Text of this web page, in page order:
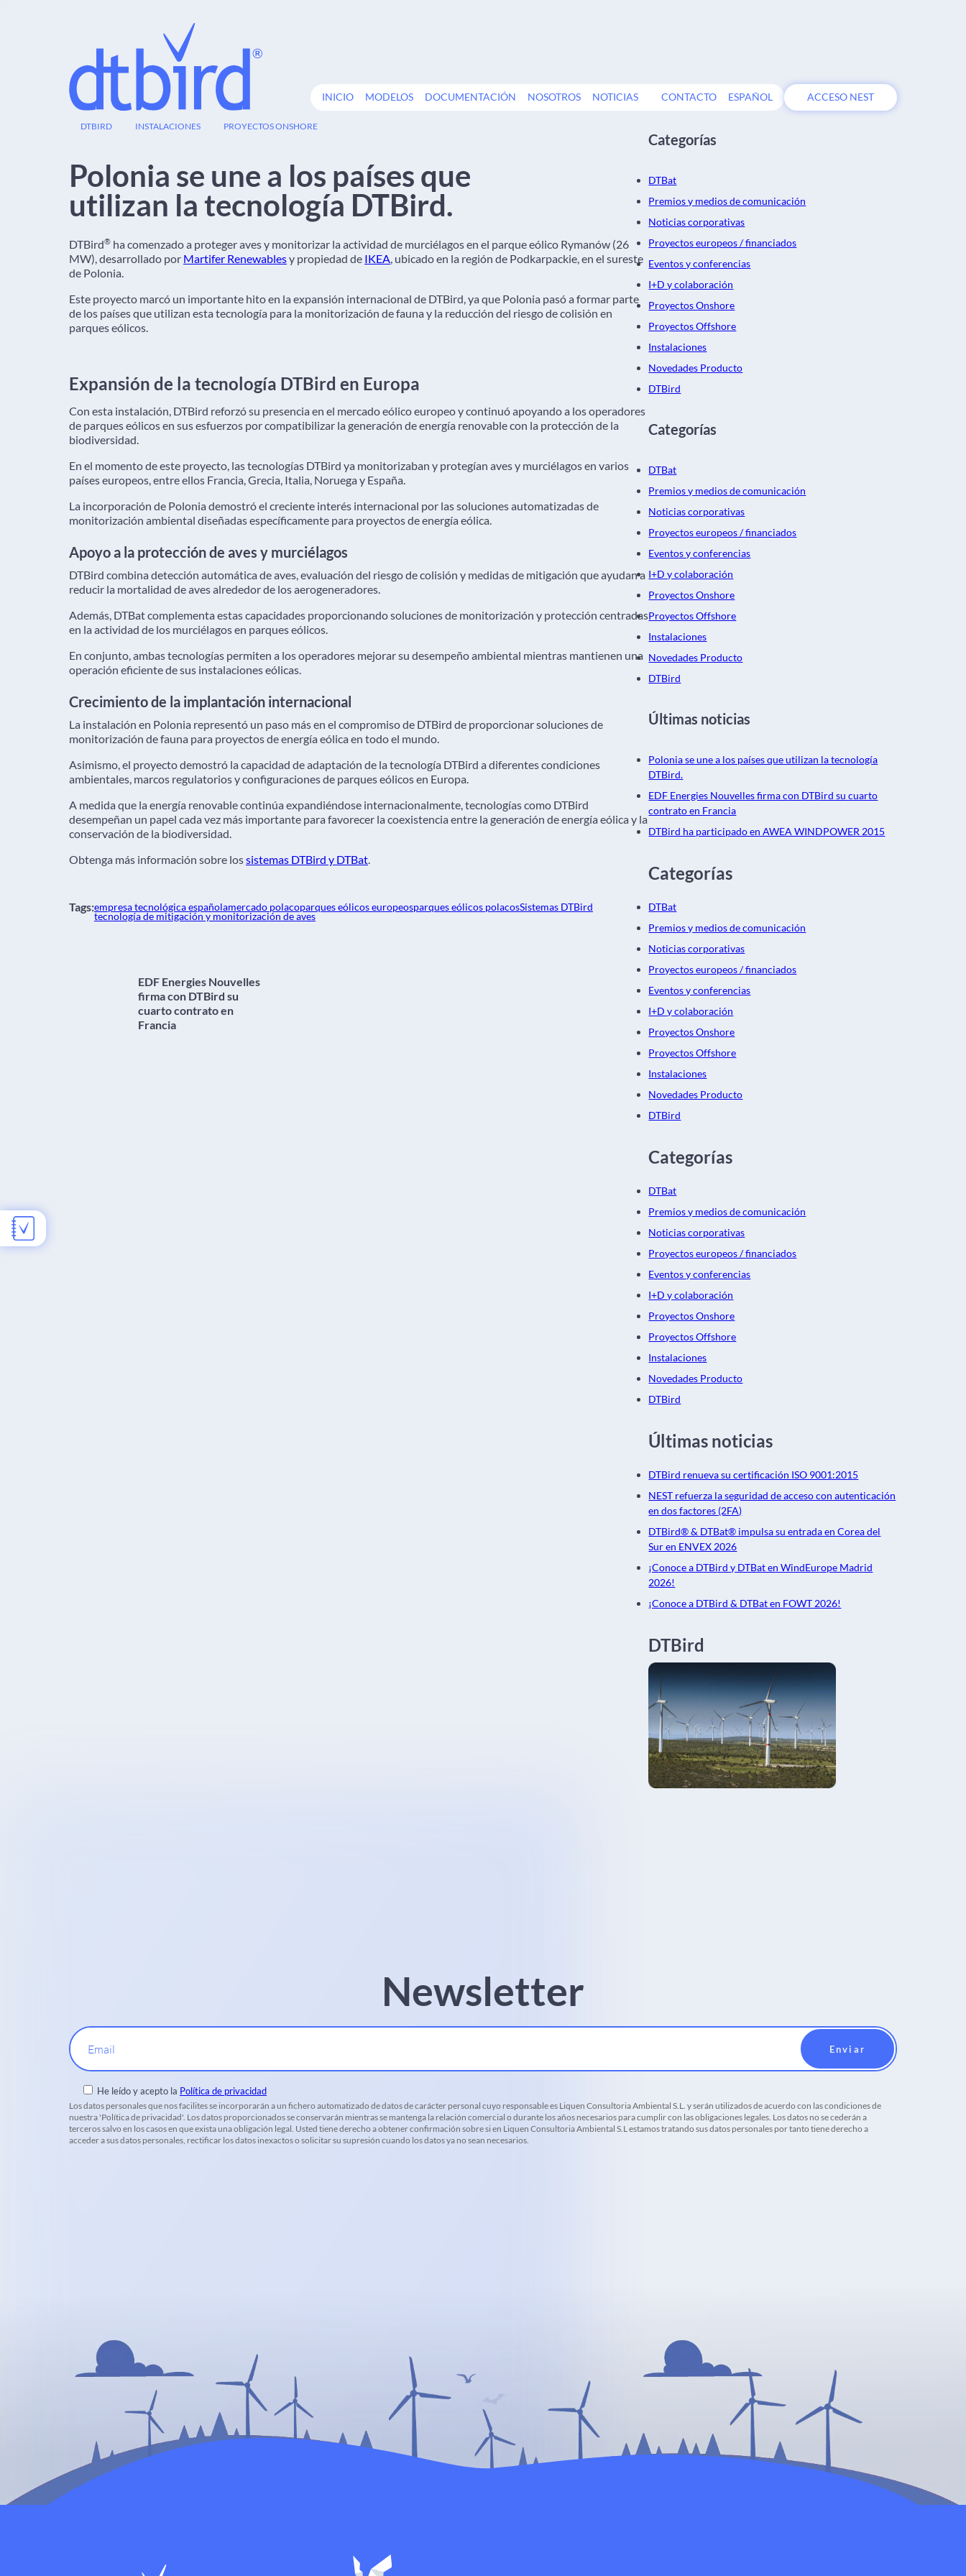
INICIO MODELOS DOCUMENTACIÓN NOSOTROS NOTICIAS CONTACTO ESPAÑOL ACCESO NEST
18
DTBIRD INSTALACIONES PROYECTOS ONSHORE
Polonia se une a los países que
utilizan la tecnología DTBird.
DTBird® ha comenzado a proteger aves y monitorizar la actividad de murciélagos en el parque eólico Rymanów (26
MW), desarrollado por Martifer Renewablesy propiedad de IKEA, ubicado en la región de Podkarpackie, en el sureste
de Polonia.
Este proyecto marcó un importante hito en la expansión internacional de DTBird, ya que Polonia pasó a formar parte
de los países que utilizan esta tecnología para la monitorización de fauna y la reducción del riesgo de colisión en
parques eólicos.
Expansión de la tecnología DTBird en Europa
Con esta instalación, DTBird reforzó su presencia en el mercado eólico europeo y continuó apoyando a los operadores
de parques eólicos en sus esfuerzos por compatibilizar la generación de energía renovable con la protección de la
biodiversidad.
En el momento de este proyecto, las tecnologías DTBird ya monitorizaban y protegían aves y murciélagos en varios
países europeos, entre ellos Francia, Grecia, Italia, Noruega y España.
La incorporación de Polonia demostró el creciente interés internacional por las soluciones automatizadas de
monitorización ambiental diseñadas específicamente para proyectos de energía eólica.
Apoyo a la protección de aves y murciélagos
DTBird combina detección automática de aves, evaluación del riesgo de colisión y medidas de mitigación que ayudan a
reducir la mortalidad de aves alrededor de los aerogeneradores.
Además, DTBat complementa estas capacidades proporcionando soluciones de monitorización y protección centradas
en la actividad de los murciélagos en parques eólicos.
En conjunto, ambas tecnologías permiten a los operadores mejorar su desempeño ambiental mientras mantienen una
operación eficiente de sus instalaciones eólicas.
Crecimiento de la implantación internacional
La instalación en Polonia representó un paso más en el compromiso de DTBird de proporcionar soluciones de
monitorización de fauna para proyectos de energía eólica en todo el mundo.
Asimismo, el proyecto demostró la capacidad de adaptación de la tecnología DTBird a diferentes condiciones
ambientales, marcos regulatorios y configuraciones de parques eólicos en Europa.
A medida que la energía renovable continúa expandiéndose internacionalmente, tecnologías como DTBird
desempeñan un papel cada vez más importante para favorecer la coexistencia entre la generación de energía eólica y la
conservación de la biodiversidad.
Obtenga más información sobre lossistemas DTBird y DTBat.
Tags:empresa tecnológica españolamercado polacoparques eólicos europeosparques eólicos polacosSistemas DTBird
tecnología de mitigación y monitorización de aves
EDF Energies Nouvelles
firma con DTBird su
cuarto contrato en
Francia
Categorías
DTBat
Premios y medios de comunicación
Noticias corporativas
Proyectos europeos / financiados
Eventos y conferencias
I+D y colaboración
Proyectos Onshore
Proyectos Offshore
Instalaciones
Novedades Producto
DTBird
Categorías
DTBat
Premios y medios de comunicación
Noticias corporativas
Proyectos europeos / financiados
Eventos y conferencias
I+D y colaboración
Proyectos Onshore
Proyectos Offshore
Instalaciones
Novedades Producto
DTBird
Últimas noticias
Polonia se une a los países que utilizan la tecnología
DTBird.
EDF Energies Nouvelles firma con DTBird su cuarto
contrato en Francia
DTBird ha participado en AWEA WINDPOWER 2015
Categorías
DTBat
Premios y medios de comunicación
Noticias corporativas
Proyectos europeos / financiados
Eventos y conferencias
I+D y colaboración
Proyectos Onshore
Proyectos Offshore
Instalaciones
Novedades Producto
DTBird
Categorías
DTBat
Premios y medios de comunicación
Noticias corporativas
Proyectos europeos / financiados
Eventos y conferencias
I+D y colaboración
Proyectos Onshore
Proyectos Offshore
Instalaciones
Novedades Producto
DTBird
Últimas noticias
DTBird renueva su certificación ISO 9001:2015
NEST refuerza la seguridad de acceso con autenticación
en dos factores (2FA)
DTBird® & DTBat® impulsa su entrada en Corea del
Sur en ENVEX 2026
¡Conoce a DTBird y DTBat en WindEurope Madrid
2026!
¡Conoce a DTBird & DTBat en FOWT 2026!
DTBird
Newsletter
Email
He leído y acepto la Política de privacidad
Los datos personales que nos facilites se incorporarán a un fichero automatizado de datos de carácter personal cuyo responsable es Liquen Consultoria Ambiental S.L. y serán utilizados de acuerdo con las condiciones de
nuestra 'Política de privacidad'. Los datos proporcionados se conservarán mientras se mantenga la relación comercial o durante los años necesarios para cumplir con las obligaciones legales. Los datos no se cederán a
terceros salvo en los casos en que exista una obligación legal. Usted tiene derecho a obtener confirmación sobre si en Liquen Consultoria Ambiental S.L estamos tratando sus datos personales por tanto tiene derecho a
acceder a sus datos personales, rectificar los datos inexactos o solicitar su supresión cuando los datos ya no sean necesarios.